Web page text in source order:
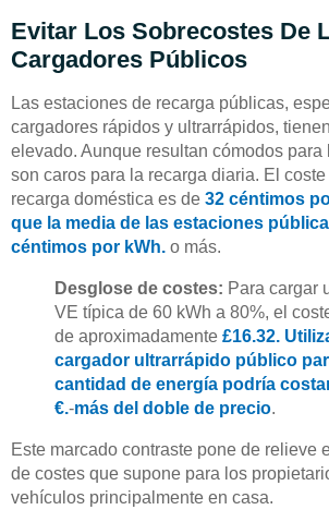
Evitar Los Sobrecostes De
Cargadores Públicos
Las estaciones de recarga públicas,
cargadores rápidos y ultrarrápidos,
elevado. Aunque resultan cómodos para
son caros para la recarga diaria. El
recarga doméstica es de 32 céntimos
que la media de las estaciones
céntimos por kWh. o más.
Desglose de costes: Para cargar
VE típica de 60 kWh a 80%, el
de aproximadamente £16.32.
cargador ultrarrápido público
cantidad de energía podría
€.-más del doble de precio.
Este marcado contraste pone de relieve
de costes que supone para los
vehículos principalmente en casa.